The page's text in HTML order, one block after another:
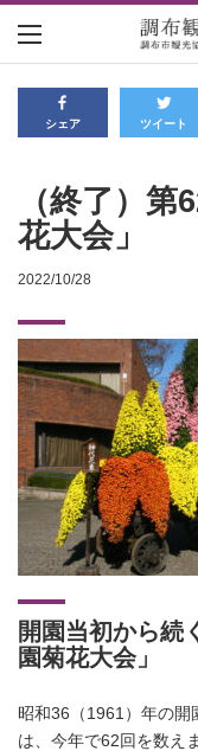
シェア ツイート
（終了）
花大会」
2022/10/28
開園当初から続
園菊花大会」
昭和36（1961）年の開
は、今年で62回を数え